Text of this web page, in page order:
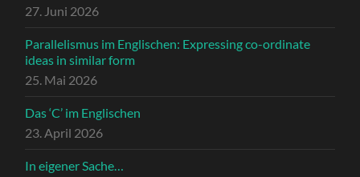
27. Juni 2026
Parallelismus im Englischen: Expressing co-ordinate
ideas in similar form
25. Mai 2026
Das ‘C’ im Englischen
23. April 2026
In eigener Sache…